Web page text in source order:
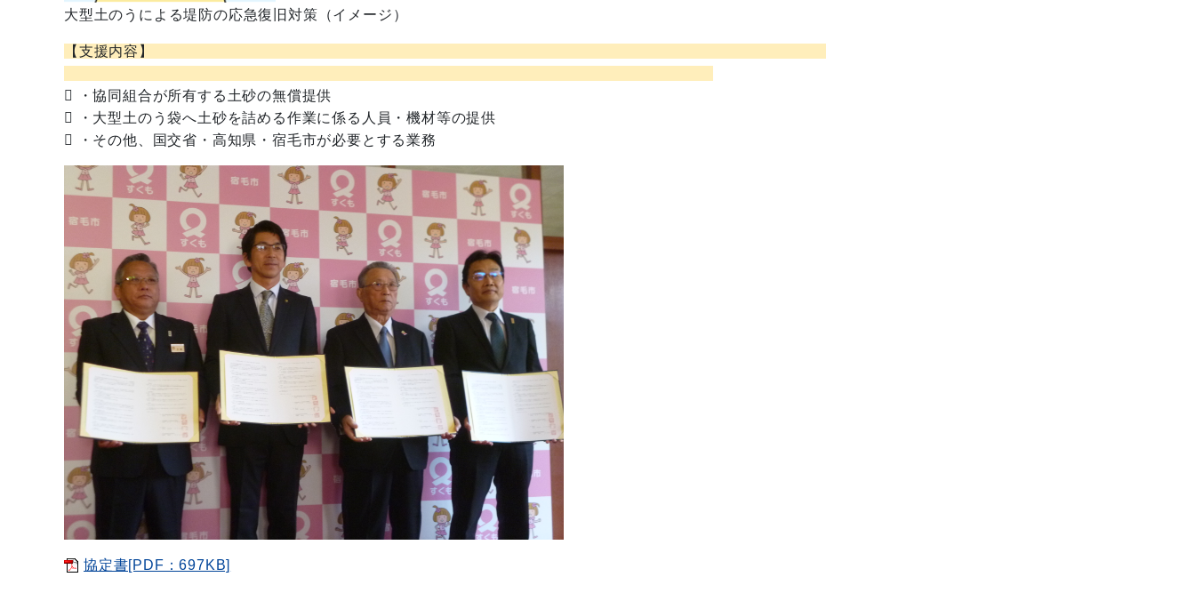
大型土のうによる堤防の応急復旧対策（イメージ）
【支援内容】
 ・協同組合が所有する土砂の無償提供
 ・大型土のう袋へ土砂を詰める作業に係る人員・機材等の提供
 ・その他、国交省・高知県・宿毛市が必要とする業務
協定書[PDF：697KB]